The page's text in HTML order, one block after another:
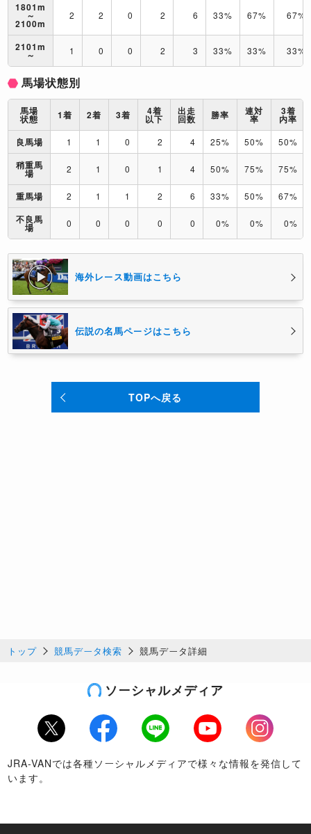
1801m
～
2100m
2 2 0 2 6 33% 67% 67%
2101m
～ 1 0 0 2 3 33% 33% 33%
馬場状態別
馬場
状態 1着 2着 3着 4着
以下
出走
回数 勝率 連対
率
3着
内率
良馬場
1 1 0 2 4 25% 50% 50%
稍重馬
場 2 1 0 1 4 50% 75% 75%
重馬場 2 1 1 2 6 33% 50% 67%
不良馬
場 0 0 0 0 0 0% 0% 0%
海外レース動画はこちら
伝説の名馬ページはこちら
TOPへ戻る
トップ 競馬データ検索 競馬データ詳細
ソーシャルメディア
Twitter Facebook LINE Youtube
Instagram
JRA-VANでは各種ソーシャルメディアで様々な情報を発信して
います。